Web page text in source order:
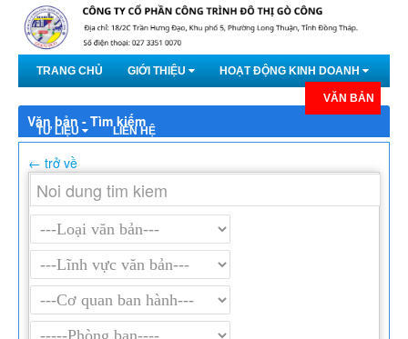
Truy cập nội dung luôn
TRANG CHỦ GIỚI THIỆU HOẠT ĐỘNG KINH DOANH
VĂN BẢN
TƯ LIỆU LIÊN HỆ
Văn bản - Tìm kiếm
← trở về